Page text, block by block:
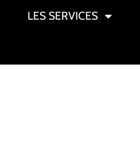
LES SERVICES